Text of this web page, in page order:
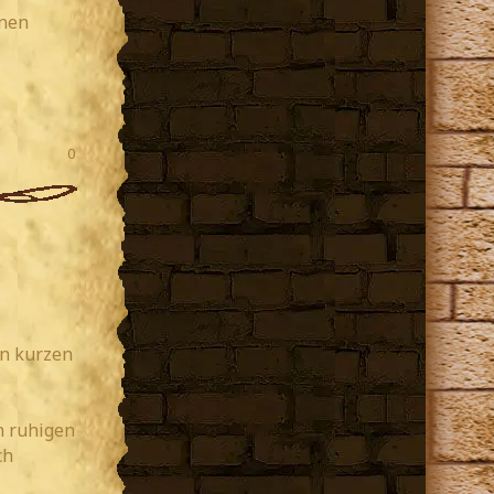
0
kurzen
ruhigen